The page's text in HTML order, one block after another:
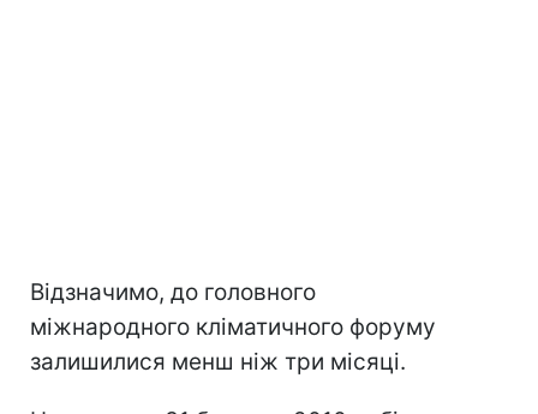
Відзначимо, до головного
міжнародного кліматичного форуму
залишилися менш ніж три місяці.